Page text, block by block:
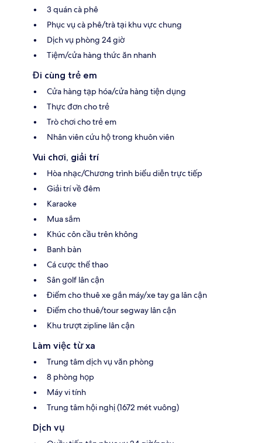
3 quán cà phê
Phục vụ cà phê/trà tại khu vực chung
Dịch vụ phòng 24 giờ
Tiệm/cửa hàng thức ăn nhanh
Đi cùng trẻ em
Cửa hàng tạp hóa/cửa hàng tiện dụng
Thực đơn cho trẻ
Trò chơi cho trẻ em
Nhân viên cứu hộ trong khuôn viên
Vui chơi, giải trí
Hòa nhạc/Chương trình biểu diễn trực tiếp
Giải trí về đêm
Karaoke
Mua sắm
Khúc côn cầu trên không
Banh bàn
Cá cược thể thao
Sân golf lân cận
Điểm cho thuê xe gắn máy/xe tay ga lân cận
Điểm cho thuê/tour segway lân cận
Khu trượt zipline lân cận
Làm việc từ xa
Trung tâm dịch vụ văn phòng
8 phòng họp
Máy vi tính
Trung tâm hội nghị (1672 mét vuông)
Dịch vụ